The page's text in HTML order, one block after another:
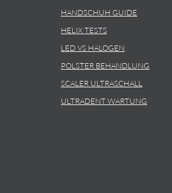
HANDSCHUH GUIDE
HELIX TESTS
LED VS HALOGEN
POLSTER BEHANDLUNG
SCALER ULTRASCHALL
ULTRADENT WARTUNG